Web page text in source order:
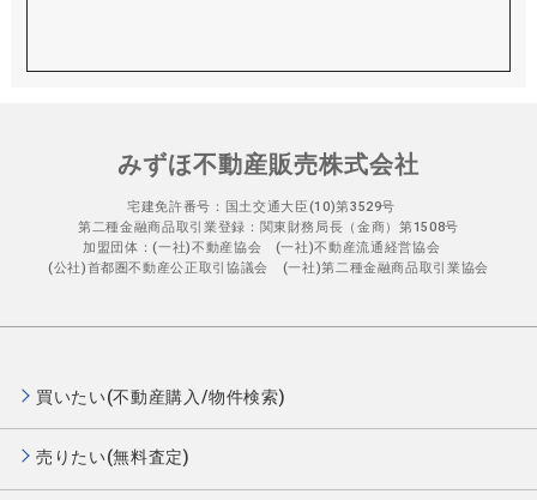
みずほ不動産販売株式会社
宅建免許番号：国土交通大臣(10)第3529号
第二種金融商品取引業登録：関東財務局長（金商）第1508号
加盟団体：(一社)不動産協会 (一社)不動産流通経営協会
(公社)首都圏不動産公正取引協議会 (一社)第二種金融商品取引業協会
買いたい(不動産購入/物件検索)
売りたい(無料査定)